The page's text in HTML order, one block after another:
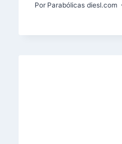
Por Parabólicas diesl.com